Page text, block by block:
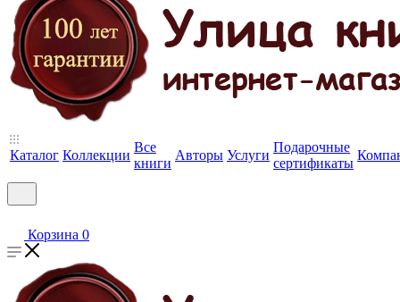
Каталог Коллекции
Все
книги
Авторы Услуги
Подарочные
сертификаты
Корзина 0